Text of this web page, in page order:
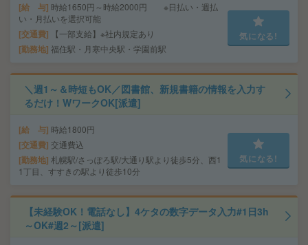
給 与 時給1650円～時給2000円 ※日払い・週払
い・月払いを選択可能
交通費 【一部支給】※社内規定あり
勤務地 福住駅・月寒中央駅・学園前駅
気になる!
＼週1～＆時短もOK／図書館、新規書籍の情報を入力す
るだけ！WワークOK[派遣]
給 与 時給1800円
交通費 交通費込
勤務地 札幌駅/さっぽろ駅/大通り駅より徒歩5分、西1
1丁目、すすきの駅より徒歩10分
気になる!
【未経験OK！電話なし】4ケタの数字データ入力#1日3h
～OK#週2～[派遣]